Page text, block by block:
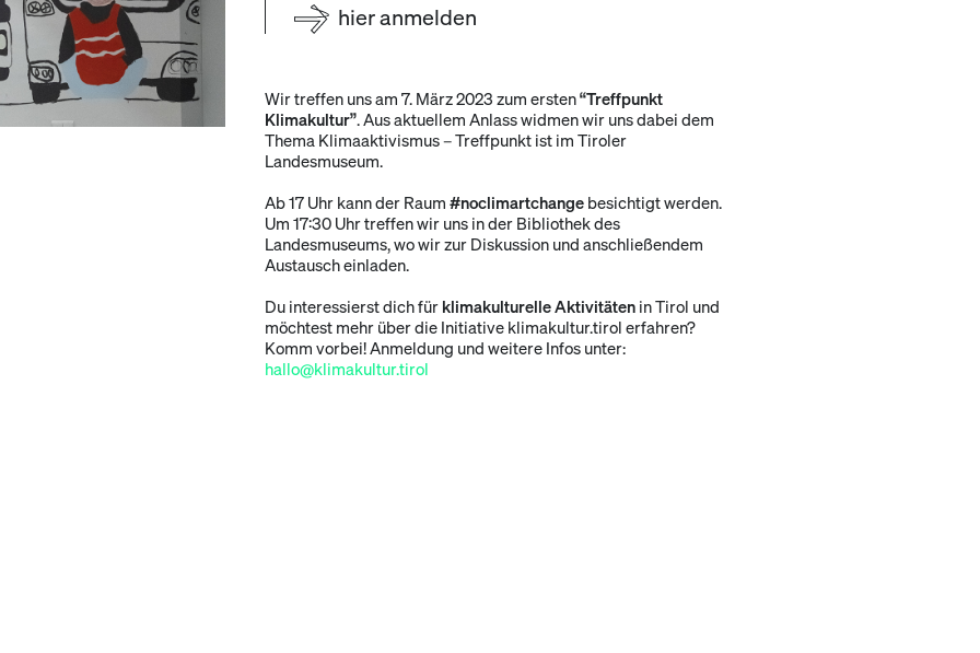
hier anmelden
Wir treffen uns am 7. März 2023 zum ersten“Treffpunkt
Klimakultur”. Aus aktuellem Anlass widmen wir uns dabei dem
Thema Klimaaktivismus – Treffpunkt ist im Tiroler
Landesmuseum.
Ab 17 Uhr kann der Raum#noclimartchange besichtigt werden.
Um 17:30 Uhr treffen wir uns in der Bibliothek des
Landesmuseums, wo wir zur Diskussion und anschließendem
Austausch einladen.
Du interessierst dich für klimakulturelle Aktivitäten in Tirol und
möchtest mehr über die Initiative klimakultur.tirol erfahren?
Komm vorbei! Anmeldung und weitere Infos unter:
hallo@klimakultur.tirol